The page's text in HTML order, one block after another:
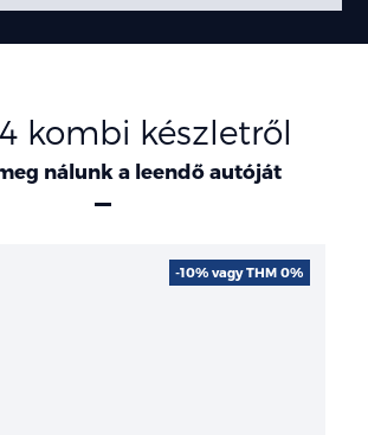
kombi készletről
nálunk a leendő autóját
-10% vagy THM 0%